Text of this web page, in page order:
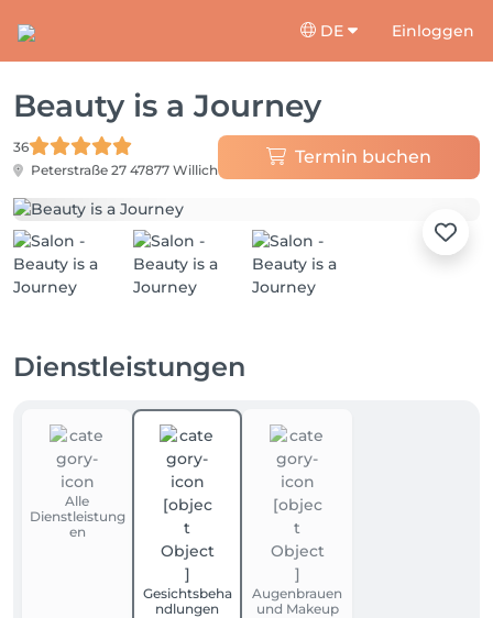
DE Einloggen
Beauty is a Journey
36
Peterstraße 27 47877 Willich
Termin buchen
Dienstleistungen
Alle
Dienstleistung
en
Gesichtsbeha
ndlungen
Augenbrauen
und Makeup